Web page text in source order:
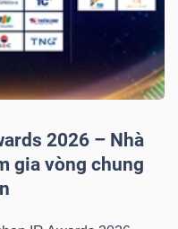
2026 – Nhà
gia vòng chung